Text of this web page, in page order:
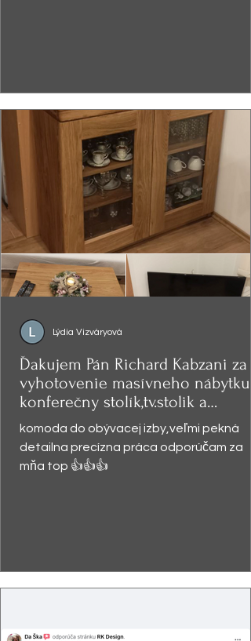
Ďakujem Pán Richard Kabzani za
vyhotovenie masívneho nábytku -
konferečny stolík,tv.stolik a
presklená
komoda do obývacej izby,veľmi pekná
detailna precízna práca odporúčam za
mňa top 👍👍👍
Lýdia Vizváryová